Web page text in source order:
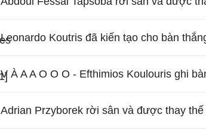
Leonardo Koutris đã kiến tạo cho bàn
V À A A O O O - Efthimios Koulouris ghi
Adrian Przyborek rời sân và được thay